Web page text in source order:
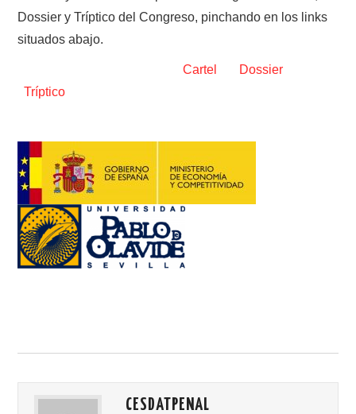
Dossier y Tríptico del Congreso, pinchando en los links
situados abajo.
Cartel
Dossier
Tríptico
CESDATPENAL